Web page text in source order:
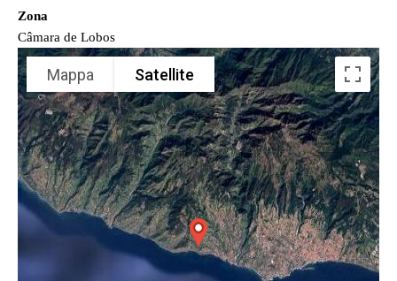
Zona
Câmara de Lobos
Mappa Satellite